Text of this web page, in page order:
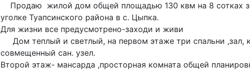
Продаю жилой дом общей площадью 130 квм на 8 сотках
уголке Туапсинского района в с. Цыпка.
Для жизни все предусмотрено-заходи и живи
Дом теплый и светлый, на первом этаже три спальни ,зал,
совмещенный сан. узел.
Второй этаж- мансарда ,просторная комната общей